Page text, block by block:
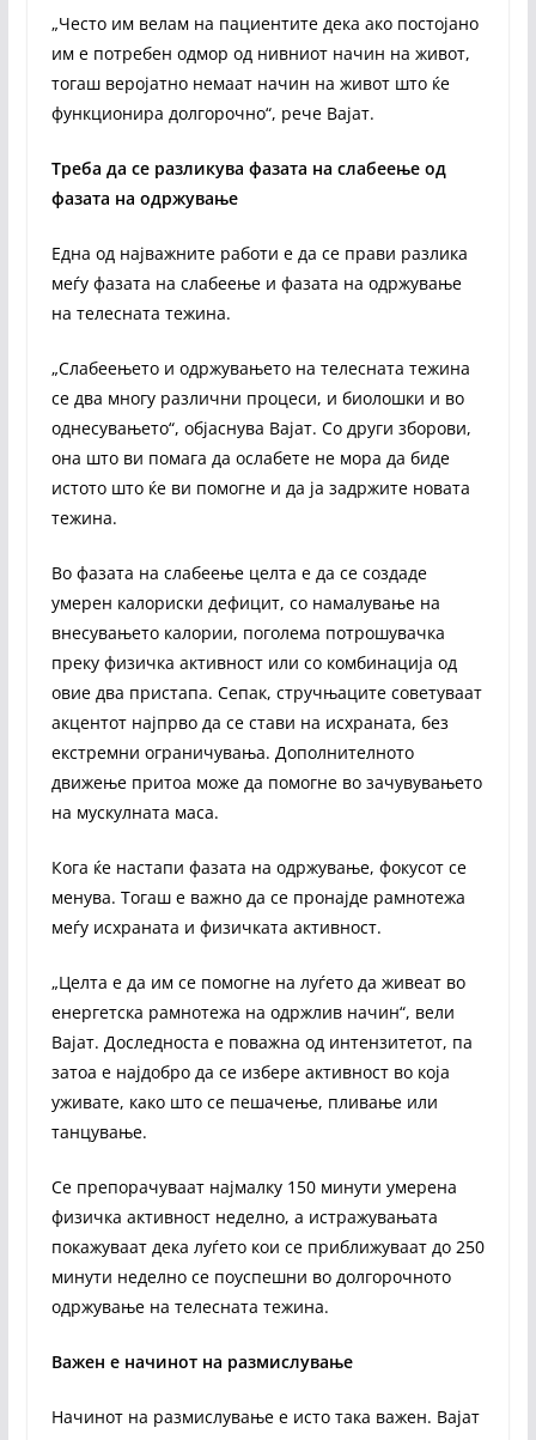
„Често им велам на пациентите дека ако постојано
им е потребен одмор од нивниот начин на живот,
тогаш веројатно немаат начин на живот што ќе
функционира долгорочно“, рече Вајат.
Треба да се разликува фазата на слабеење од
фазата на одржување
Една од најважните работи е да се прави разлика
меѓу фазата на слабеење и фазата на одржување
на телесната тежина.
„Слабеењето и одржувањето на телесната тежина
се два многу различни процеси, и биолошки и во
однесувањето“, објаснува Вајат. Со други зборови,
она што ви помага да ослабете не мора да биде
истото што ќе ви помогне и да ја задржите новата
тежина.
Во фазата на слабеење целта е да се создаде
умерен калориски дефицит, со намалување на
внесувањето калории, поголема потрошувачка
преку физичка активност или со комбинација од
овие два пристапа. Сепак, стручњаците советуваат
акцентот најпрво да се стави на исхраната, без
екстремни ограничувања. Дополнителното
движење притоа може да помогне во зачувувањето
на мускулната маса.
Кога ќе настапи фазата на одржување, фокусот се
менува. Тогаш е важно да се пронајде рамнотежа
меѓу исхраната и физичката активност.
„Целта е да им се помогне на луѓето да живеат во
енергетска рамнотежа на одржлив начин“, вели
Вајат. Доследноста е поважна од интензитетот, па
затоа е најдобро да се избере активност во која
уживате, како што се пешачење, пливање или
танцување.
Се препорачуваат најмалку 150 минути умерена
физичка активност неделно, а истражувањата
покажуваат дека луѓето кои се приближуваат до 250
минути неделно се поуспешни во долгорочното
одржување на телесната тежина.
Важен е начинот на размислување
Начинот на размислување е исто така важен. Вајат